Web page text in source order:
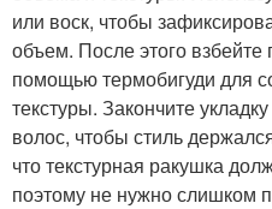
или воск, чтобы
объем. После этого
помощью термобигуди для
текстуры. Закончите
волос, чтобы стиль
что текстурная ракушка
поэтому не нужно слишком